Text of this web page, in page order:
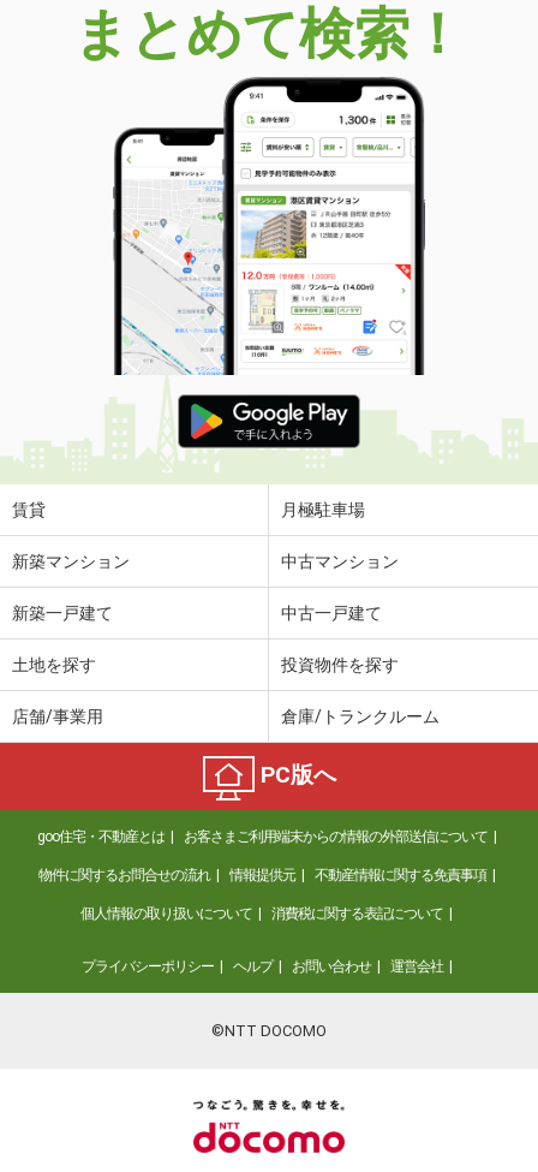
まとめて検索！
賃貸 月極駐車場
新築マンション 中古マンション
新築一戸建て 中古一戸建て
土地を探す 投資物件を探す
店舗/事業用 倉庫/トランクルーム
PC版へ
goo住宅・不動産とは お客さまご利用端末からの情報の外部送信について
物件に関するお問合せの流れ 情報提供元 不動産情報に関する免責事項
個人情報の取り扱いについて 消費税に関する表記について
プライバシーポリシー ヘルプ お問い合わせ 運営会社
©NTT DOCOMO